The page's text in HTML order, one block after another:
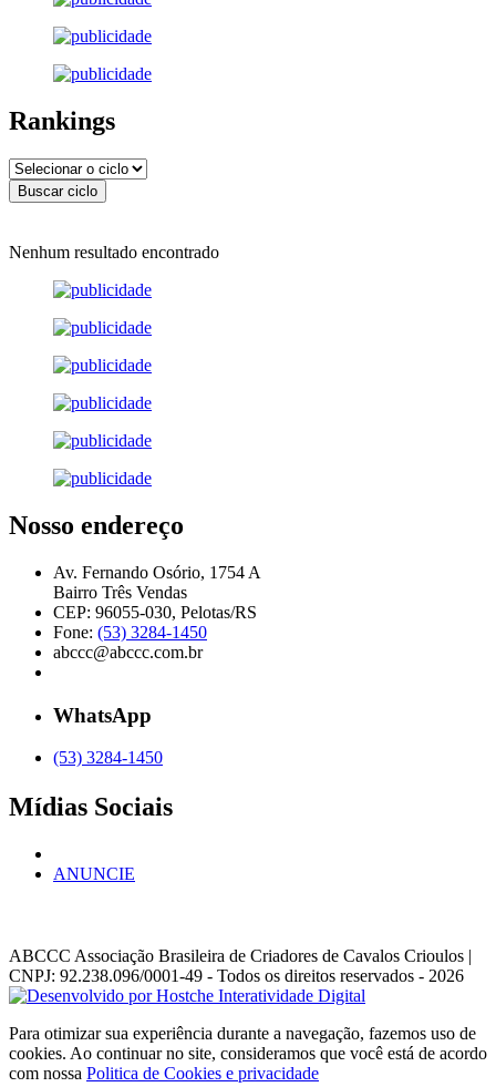
Rankings
Nenhum resultado encontrado
Nosso endereço
Av. Fernando Osório, 1754 A
Bairro Três Vendas
CEP: 96055-030, Pelotas/RS
Fone: (53) 3284-1450
abccc@abccc.com.br
WhatsApp
(53) 3284-1450
Mídias Sociais
ANUNCIE
ABCCC Associação Brasileira de Criadores de Cavalos Crioulos |
CNPJ: 92.238.096/0001-49 - Todos os direitos reservados - 2026
Para otimizar sua experiência durante a navegação, fazemos uso de
cookies. Ao continuar no site, consideramos que você está de acordo
com nossa Politica de Cookies e privacidade